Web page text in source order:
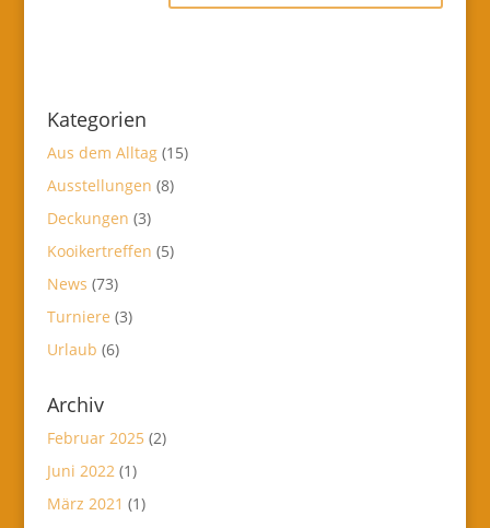
Kategorien
Aus dem Alltag(15)
Ausstellungen (8)
Deckungen (3)
Kooikertreffen (5)
News (73)
Turniere (3)
Urlaub (6)
Archiv
Februar 2025 (2)
Juni 2022(1)
März 2021 (1)